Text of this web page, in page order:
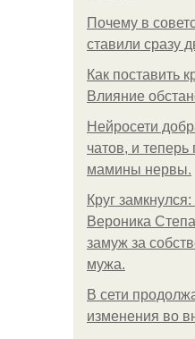
Почему в
ставили сразу
Как поставить
Влияние
Нейросети
чатов, и теперь
мамины нервы.
Круг
Вероника
замуж за
мужа.
В сети
изменения во